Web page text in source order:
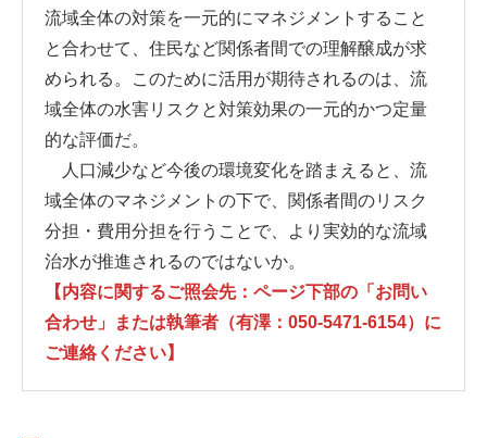
流域全体の対策を一元的にマネジメントすること
と合わせて、住民など関係者間での理解醸成が求
められる。このために活用が期待されるのは、流
域全体の水害リスクと対策効果の一元的かつ定量
的な評価だ。
人口減少など今後の環境変化を踏まえると、流
域全体のマネジメントの下で、関係者間のリスク
分担・費用分担を行うことで、より実効的な流域
治水が推進されるのではないか。
【内容に関するご照会先：ページ下部の「お問い
合わせ」または執筆者（有澤：050-5471-6154）に
ご連絡ください】